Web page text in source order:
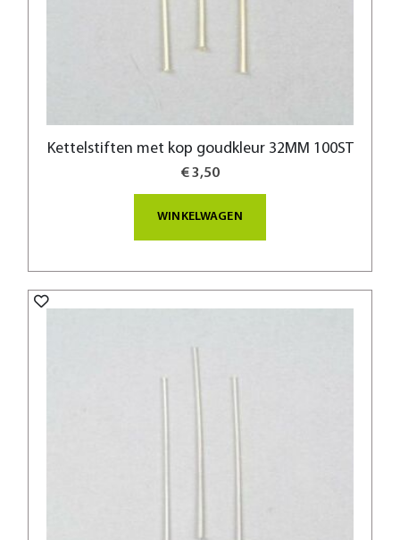
Kettelstiften met kop goudkleur 32MM 100ST
€ 3,50
WINKELWAGEN